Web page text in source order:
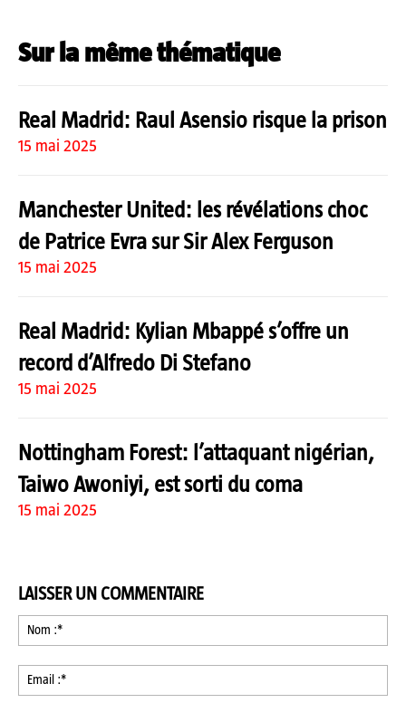
Sur la même thématique
Real Madrid: Raul Asensio risque la prison
15 mai 2025
Manchester United: les révélations choc
de Patrice Evra sur Sir Alex Ferguson
15 mai 2025
Real Madrid: Kylian Mbappé s’offre un
record d’Alfredo Di Stefano
15 mai 2025
Nottingham Forest: l’attaquant nigérian,
Taiwo Awoniyi, est sorti du coma
15 mai 2025
LAISSER UN COMMENTAIRE